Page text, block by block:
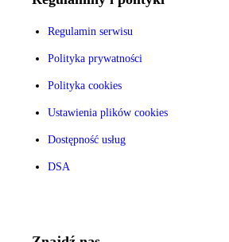
Regulamin serwisu
Polityka prywatności
Polityka cookies
Ustawienia plików cookies
Dostępność usług
DSA